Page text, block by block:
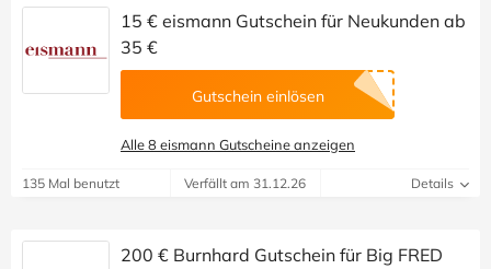
15 € eismann Gutschein für Neukunden ab
35 €
Gutschein einlösen
Alle 8 eismann Gutscheine anzeigen
135 Mal benutzt Verfällt am 31.12.26 Details
200 € Burnhard Gutschein für Big FRED